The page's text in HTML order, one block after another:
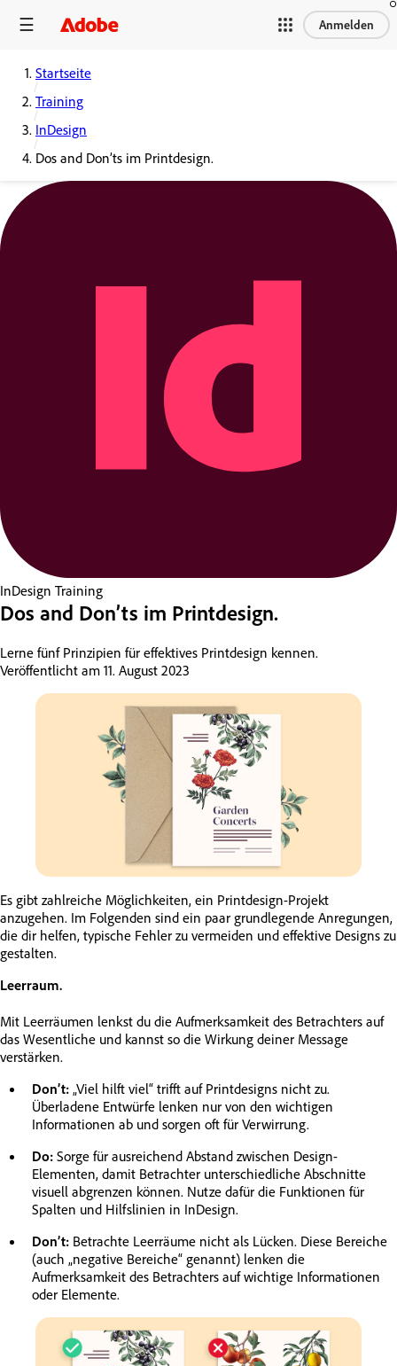
Anmelden
Startseite
Training
InDesign
Dos and Don’ts im Printdesign.
InDesign Training
Dos and Don’ts im Printdesign.
Lerne fünf Prinzipien für effektives Printdesign kennen.
Veröffentlicht am 11. August 2023
Es gibt zahlreiche Möglichkeiten, ein Printdesign-Projekt
anzugehen. Im Folgenden sind ein paar grundlegende Anregungen,
die dir helfen, typische Fehler zu vermeiden und effektive Designs zu
gestalten.
Leerraum.
Mit Leerräumen lenkst du die Aufmerksamkeit des Betrachters auf
das Wesentliche und kannst so die Wirkung deiner Message
verstärken.
Don’t: „Viel hilft viel“ trifft auf Printdesigns nicht zu.
Überladene Entwürfe lenken nur von den wichtigen
Informationen ab und sorgen oft für Verwirrung.
Do: Sorge für ausreichend Abstand zwischen Design-
Elementen, damit Betrachter unterschiedliche Abschnitte
visuell abgrenzen können. Nutze dafür die Funktionen für
Spalten und Hilfslinien in InDesign.
Don’t: Betrachte Leerräume nicht als Lücken. Diese Bereiche
(auch „negative Bereiche“ genannt) lenken die
Aufmerksamkeit des Betrachters auf wichtige Informationen
oder Elemente.